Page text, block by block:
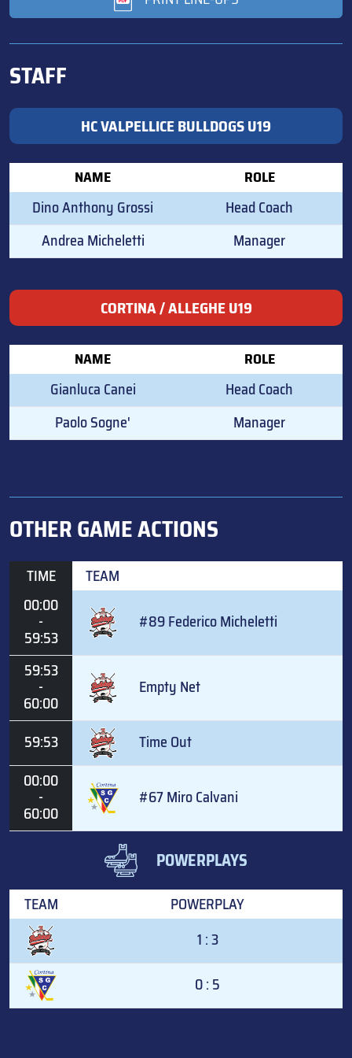
STAFF
HC VALPELLICE BULLDOGS U19
NAME ROLE
Dino Anthony Grossi
Head Coach
Andrea Micheletti
Manager
CORTINA / ALLEGHE U19
NAME ROLE
Gianluca Canei
Head Coach
Paolo Sogne'
Manager
OTHER GAME ACTIONS
TIME
TEAM
00:00
-
59:53
#89 Federico Micheletti
59:53
-
60:00
Empty Net
59:53
Time Out
00:00
-
60:00
#67 Miro Calvani
POWERPLAYS
TEAM
POWERPLAY
1 : 3
0 : 5